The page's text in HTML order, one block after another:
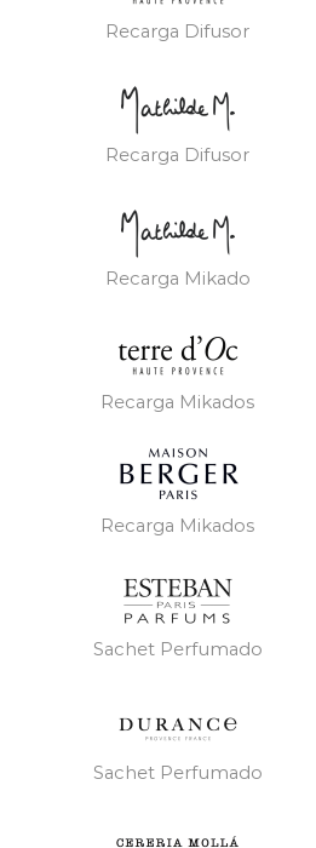
Recarga Difusor
Recarga Difusor
Recarga Mikado
Recarga Mikados
Recarga Mikados
Sachet Perfumado
Sachet Perfumado